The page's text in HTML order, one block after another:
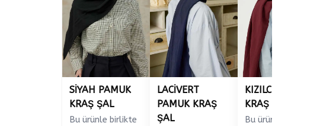
SİYAH PAMUK
KRAŞ ŞAL
Bu ürünle birlikte
LACİVERT
PAMUK KRAŞ
ŞAL
KIZILCIK PAMUK
KRAŞ ŞAL
Bu ürünle birlikte